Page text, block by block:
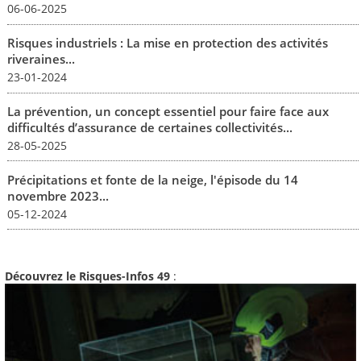
06-06-2025
Risques industriels : La mise en protection des activités
riveraines...
23-01-2024
La prévention, un concept essentiel pour faire face aux
difficultés d’assurance de certaines collectivités...
28-05-2025
Précipitations et fonte de la neige, l'épisode du 14
novembre 2023...
05-12-2024
Découvrez le Risques-Infos 49 :